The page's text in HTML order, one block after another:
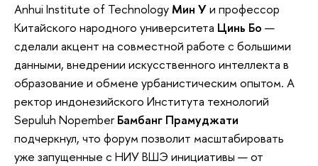
Anhui Institute of Technology Мин Уи профессор
Китайского народного университета Цинь Бо —
сделали акцент на совместной работе с большими
данными, внедрении искусственного интеллекта в
образование и обмене урбанистическим опытом. А
ректор индонезийского Института технологий
Sepuluh Nopember Бамбанг Прамуджати
подчеркнул, что форум позволит масштабировать
уже запущенные с НИУ ВШЭ инициативы — от